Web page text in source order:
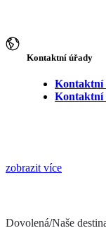
Kontaktní úřady
Kontaktní
Kontaktní
zobrazit více
Dovolená/Naše